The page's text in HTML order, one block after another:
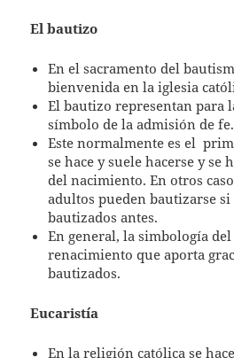
El bautizo
En el sacramento del
bienvenida en la iglesia
El bautizo representan para
símbolo de la admisión de fe.
Este normalmente es el
se hace y suele hacerse y se
del nacimiento. En otros
adultos pueden bautizarse
bautizados antes.
En general, la simbología
renacimiento que aporta
bautizados.
Eucaristía
En la religión católica se